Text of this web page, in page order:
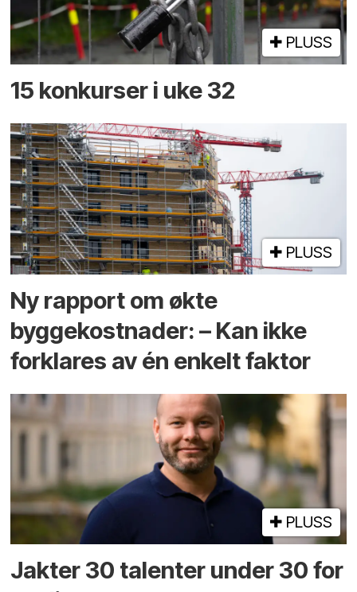
PLUSS
15 konkurser i uke 32
PLUSS
Ny rapport om økte
byggekostnader: – Kan ikke
forklares av én enkelt faktor
PLUSS
Jakter 30 talenter under 30 for